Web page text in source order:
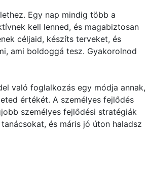
Egy nap mindig több a
kell lenned, és magabiztosan
céljaid, készíts terveket, és
ami boldoggá tesz. Gyakorolnod
való foglalkozás egy módja annak,
értékét. A személyes fejlődés
személyes fejlődési stratégiák
és máris jó úton haladsz